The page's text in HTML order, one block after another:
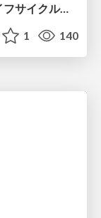
ITヒヤリハットを整理してみた ～ライフサイクルと原因から考える再発防止策～
1 140